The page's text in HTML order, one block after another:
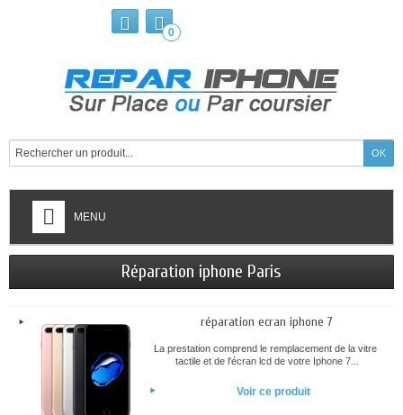
0
MENU
Réparation iphone Paris
réparation ecran iphone 7
La prestation comprend le remplacement de la vitre
tactile et de l'écran lcd de votre Iphone 7...
Voir ce produit